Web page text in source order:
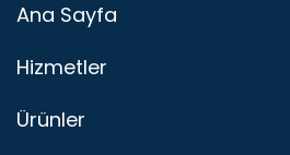
Ana Sayfa
Hizmetler
Ürünler